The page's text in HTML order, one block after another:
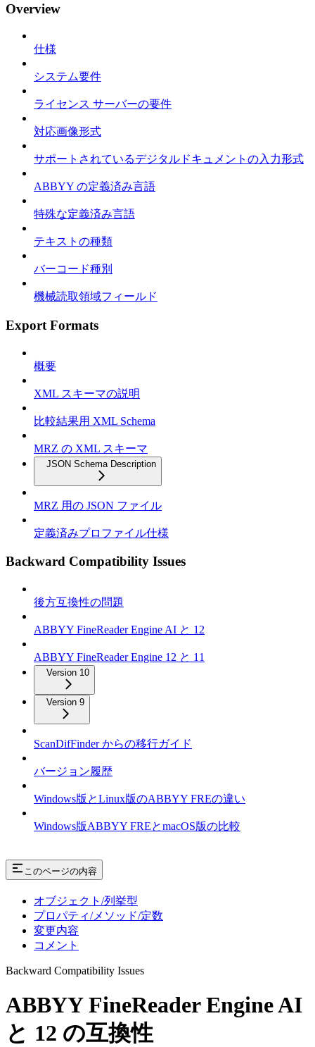
Overview
仕様
システム要件
ライセンス サーバーの要件
対応画像形式
サポートされているデジタルドキュメントの入力形式
ABBYY の定義済み言語
特殊な定義済み言語
テキストの種類
バーコード種別
機械読取領域フィールド
Export Formats
概要
XML スキーマの説明
比較結果用 XML Schema
MRZ の XML スキーマ
JSON Schema Description
MRZ 用の JSON ファイル
定義済みプロファイル仕様
Backward Compatibility Issues
後方互換性の問題
ABBYY FineReader Engine AI と 12
ABBYY FineReader Engine 12 と 11
Version 10
Version 9
ScanDifFinder からの移行ガイド
バージョン履歴
Windows版とLinux版のABBYY FREの違い
Windows版ABBYY FREとmacOS版の比較
このページの内容
オブジェクト/列挙型
プロパティ/メソッド/定数
変更内容
コメント
Backward Compatibility Issues
ABBYY FineReader Engine AI
と 12 の互換性